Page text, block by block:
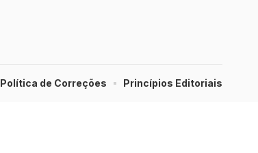
Política de Correções Princípios Editoriais